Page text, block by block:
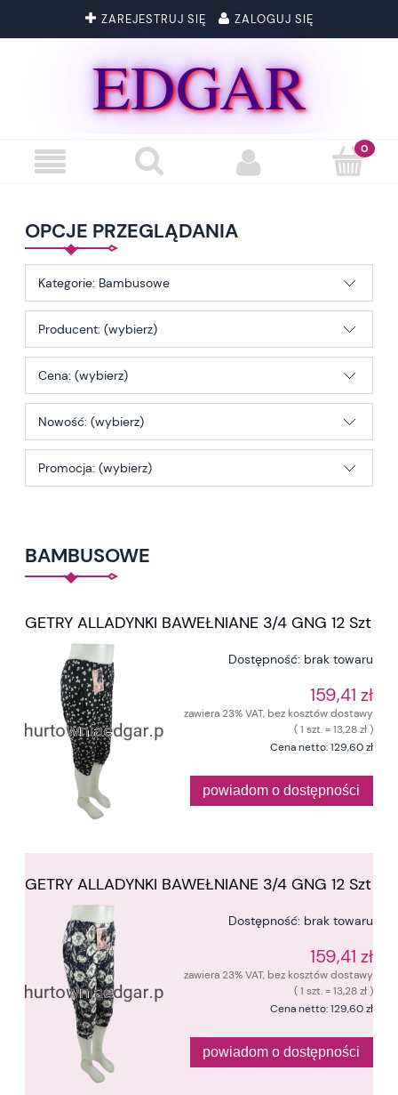
ZAREJESTRUJ SIĘ ZALOGUJ SIĘ
EDGAR
OPCJE PRZEGLĄDANIA
Kategorie: Bambusowe
Producent: (wybierz)
Cena: (wybierz)
Nowość: (wybierz)
Promocja: (wybierz)
BAMBUSOWE
GETRY ALLADYNKI BAWEŁNIANE 3/4 GNG 12 Szt
Dostępność: brak towaru
159,41 zł
zawiera 23% VAT, bez kosztów dostawy
( 1 szt. = 13,28 zł )
Cena netto:129,60 zł
powiadom o dostępności
GETRY ALLADYNKI BAWEŁNIANE 3/4 GNG 12 Szt
Dostępność: brak towaru
159,41 zł
zawiera 23% VAT, bez kosztów dostawy
( 1 szt. = 13,28 zł )
Cena netto:129,60 zł
powiadom o dostępności